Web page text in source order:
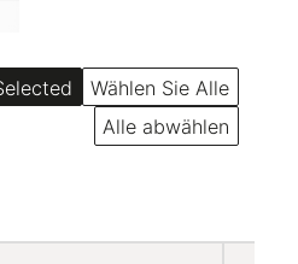
Wählen Sie Alle
Alle abwählen